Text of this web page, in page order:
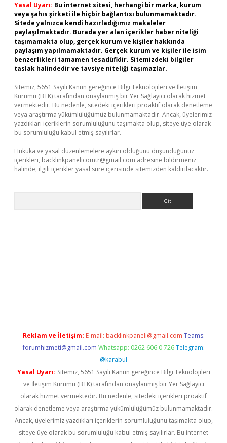
Yasal Uyarı: Bu internet sitesi, herhangi bir marka, kurum
veya şahıs şirketi ile hiçbir bağlantısı bulunmamaktadır.
Sitede yalnızca kendi hazırladığımız makaleler
paylaşılmaktadır. Burada yer alan içerikler haber niteliği
taşımamakta olup, gerçek kurum ve kişiler hakkında
paylaşım yapılmamaktadır. Gerçek kurum ve kişiler ile isim
benzerlikleri tamamen tesadüfidir. Sitemizdeki bilgiler
taslak halindedir ve tavsiye niteliği taşımazlar.
Sitemiz, 5651 Sayılı Kanun gereğince Bilgi Teknolojileri ve İletişim
Kurumu (BTK) tarafından onaylanmış bir Yer Sağlayıcı olarak hizmet
vermektedir. Bu nedenle, sitedeki içerikleri proaktif olarak denetleme
veya araştırma yükümlülüğümüz bulunmamaktadır. Ancak, üyelerimiz
yazdıkları içeriklerin sorumluluğunu taşımakta olup, siteye üye olarak
bu sorumluluğu kabul etmiş sayılırlar.
Hukuka ve yasal düzenlemelere aykırı olduğunu düşündüğünüz
içerikleri, backlinkpanelicomtr@gmail.com adresine bildirmeniz
halinde, ilgili içerikler yasal süre içerisinde sitemizden kaldırılacaktır.
Reklam ve İletişim: E-mail: backlinkpaneli@gmail.com Teams:
forumhizmeti@gmail.com Whatsapp: 0262 606 0 726 Telegram:
@karabul
Yasal Uyarı: Sitemiz, 5651 Sayılı Kanun gereğince Bilgi Teknolojileri
ve İletişim Kurumu (BTK) tarafından onaylanmış bir Yer Sağlayıcı
olarak hizmet vermektedir. Bu nedenle, sitedeki içerikleri proaktif
olarak denetleme veya araştırma yükümlülüğümüz bulunmamaktadır.
Ancak, üyelerimiz yazdıkları içeriklerin sorumluluğunu taşımakta olup,
siteye üye olarak bu sorumluluğu kabul etmiş sayılırlar. Bu internet